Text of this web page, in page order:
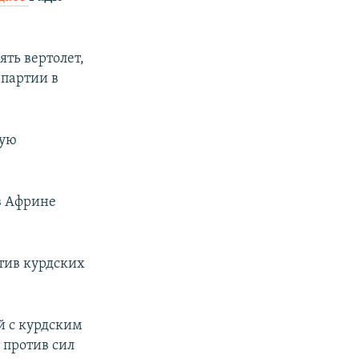
вертолет,
в
Африне
курдских
с курдским
сил